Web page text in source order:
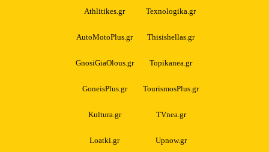
Athlitikes.gr Texnologika.gr
AutoMotoPlus.gr Thisishellas.gr
GnosiGiaOlous.gr Topikanea.gr
GoneisPlus.gr TourismosPlus.gr
Kultura.gr TVnea.gr
Loatki.gr Upnow.gr